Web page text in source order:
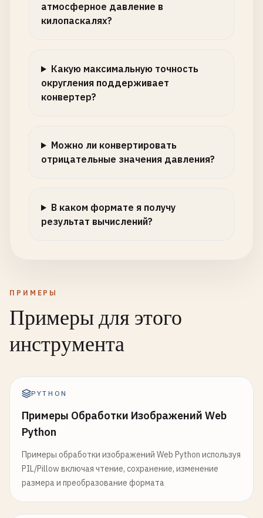
атмосферное давление в
килопаскалях?
Какую максимальную точность
округления поддерживает
конвертер?
Можно ли конвертировать
отрицательные значения давления?
В каком формате я получу
результат вычислений?
ПРИМЕРЫ
Примеры для этого
инструмента
PYTHON
Примеры Обработки Изображений Web
Python
Примеры обработки изображений Web Python используя
PIL/Pillow включая чтение, сохранение, изменение
размера и преобразование формата